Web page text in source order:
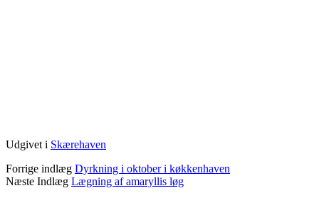
Udgivet i Skærehaven
Forrige indlæg Dyrkning i oktober i køkkenhaven
Næste Indlæg Lægning af amaryllis løg